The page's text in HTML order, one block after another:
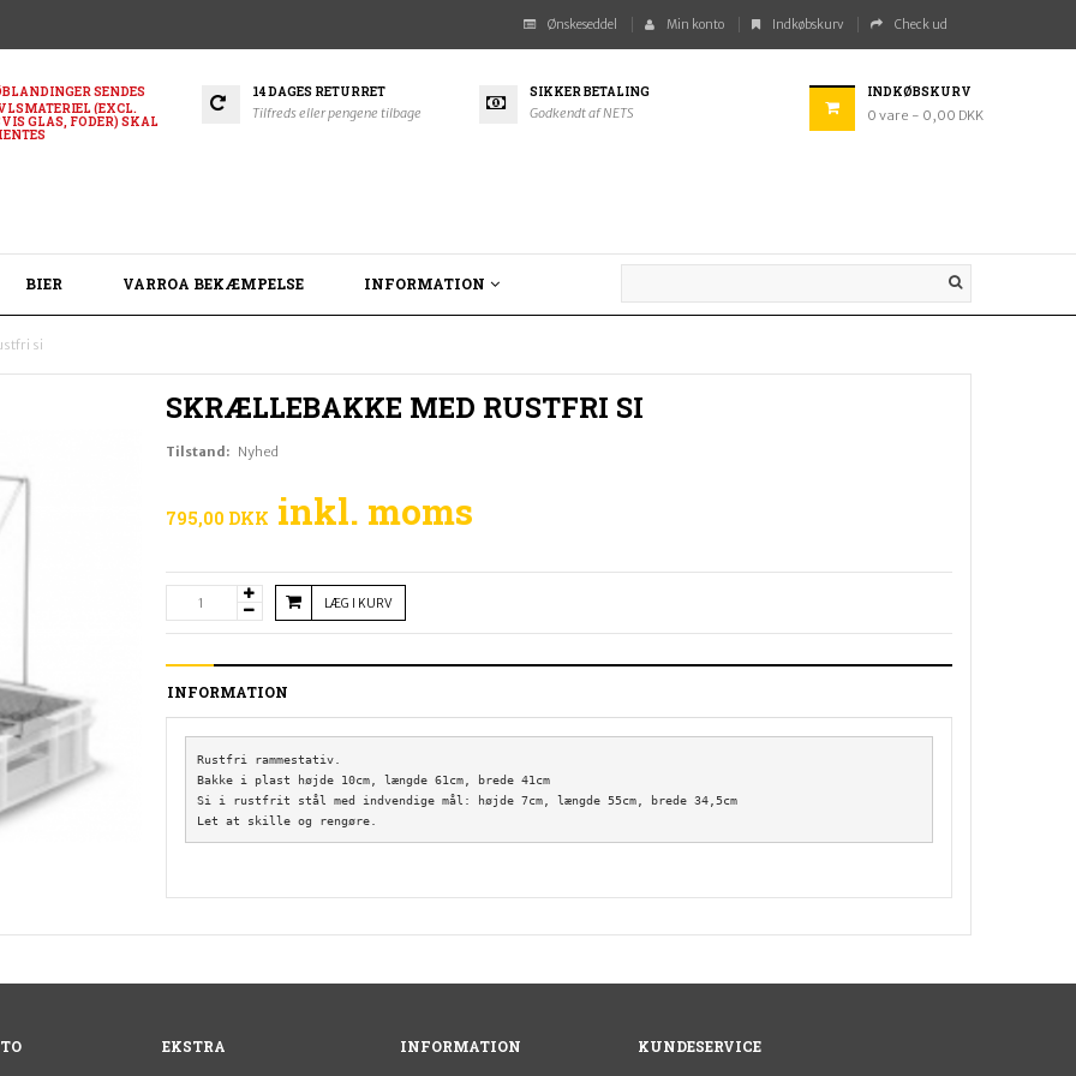
Ønskeseddel Min konto Indkøbskurv Check ud
INDKØBSKURV
0 vare - 0,00 DKK
SENDES
(EXCL.
GLAS, FODER) SKAL
14 DAGES RETURRET
Tilfreds eller pengene tilbage
SIKKER BETALING
Godkendt af NETS
BIER VARROA BEKÆMPELSE INFORMATION
si
SKRÆLLEBAKKE MED RUSTFRI SI
Tilstand: Nyhed
795,00 DKK inkl. moms
LÆG I KURV
INFORMATION
Rustfri rammestativ.
Bakke i plast højde 10cm, længde 61cm, brede 41cm
Si i rustfrit stål med indvendige mål: højde 7cm, længde 55cm, brede 34,5cm
EKSTRA INFORMATION KUNDESERVICE